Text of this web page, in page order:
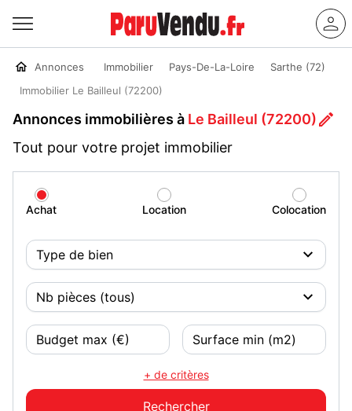
Annonces Immobilier Pays-De-La-Loire
Sarthe (72)
Immobilier Le Bailleul (72200)
Annonces immobilières à Le Bailleul (72200)
Tout pour votre projet immobilier
Achat Location Colocation
+ de critères